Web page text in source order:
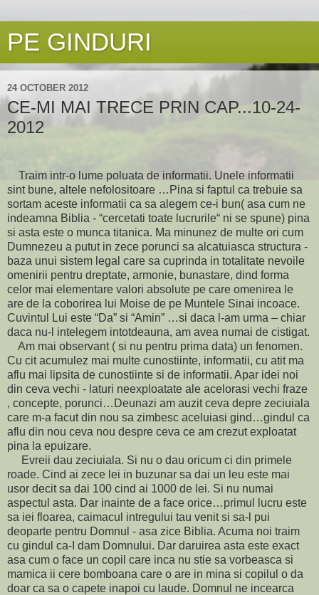
PE GINDURI
24 OCTOBER 2012
CE-MI MAI TRECE PRIN CAP...10-24-
2012
Traim intr-o lume poluata de informatii. Unele informatii
sint bune, altele nefolositoare …Pina si faptul ca trebuie sa
sortam aceste informatii ca sa alegem ce-i bun( asa cum ne
indeamna Biblia - “cercetati toate lucrurile“ ni se spune) pina
si asta este o munca titanica. Ma minunez de multe ori cum
Dumnezeu a putut in zece porunci sa alcatuiasca structura -
baza unui sistem legal care sa cuprinda in totalitate nevoile
omenirii pentru dreptate, armonie, bunastare, dind forma
celor mai elementare valori absolute pe care omenirea le
are de la coborirea lui Moise de pe Muntele Sinai incoace.
Cuvintul Lui este “Da” si “Amin” …si daca l-am urma – chiar
daca nu-l intelegem intotdeauna, am avea numai de cistigat.
Am mai observant ( si nu pentru prima data) un fenomen.
Cu cit acumulez mai multe cunostiinte, informatii, cu atit ma
aflu mai lipsita de cunostiinte si de informatii. Apar idei noi
din ceva vechi - laturi neexploatate ale acelorasi vechi fraze
, concepte, porunci…Deunazi am auzit ceva depre zeciuiala
care m-a facut din nou sa zimbesc aceluiasi gind…gindul ca
aflu din nou ceva nou despre ceva ce am crezut exploatat
pina la epuizare.
Evreii dau zeciuiala. Si nu o dau oricum ci din primele
roade. Cind ai zece lei in buzunar sa dai un leu este mai
usor decit sa dai 100 cind ai 1000 de lei. Si nu numai
aspectul asta. Dar inainte de a face orice…primul lucru este
sa iei floarea, caimacul intregului tau venit si sa-l pui
deoparte pentru Domnul - asa zice Biblia. Acuma noi traim
cu gindul ca-I dam Domnului. Dar daruirea asta este exact
asa cum o face un copil care inca nu stie sa vorbeasca si
mamica ii cere bomboana care o are in mina si copilul o da
doar ca sa o capete inapoi cu laude. Domnul ne incearca